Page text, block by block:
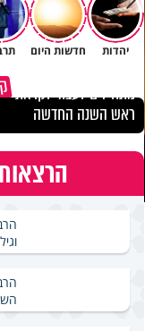
יהדות חדשות היום
מתחילים לעבוד לקראת
ראש השנה החדשה